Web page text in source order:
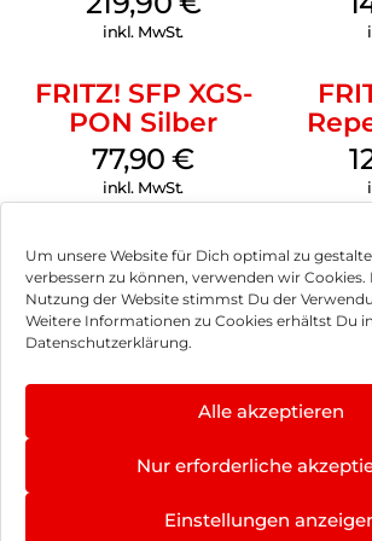
Um unsere Website für Dich optimal zu
verbessern zu können, verwenden wir
Nutzung der Website stimmst Du der
Weitere Informationen zu Cookies erhältst Du
Datenschutzerklärung.
Alle akzeptieren
Nur erforderliche
Einstellungen
vor unbefugtem Zugriff geschützt.
FRITZ!OS ist das Betriebssystem Ihrer
browserbasierten Oberfläche können Sie
und Telefoniefunktionen verwalten,
regelmäßig neue Funktionen durch
Nutzen Sie die praktischen FRITZ!Apps,
mit dem Smartphone auf Ihre Daten
Heimnetz zu telefonieren und vieles
ebenso wie die Updates kostenlos.
inkl. MwSt.
FRITZ! SFP XGS-
PON Silber
77,90€
inkl. MwSt.
Impressum
Hinweis zur Batterieentsorgung